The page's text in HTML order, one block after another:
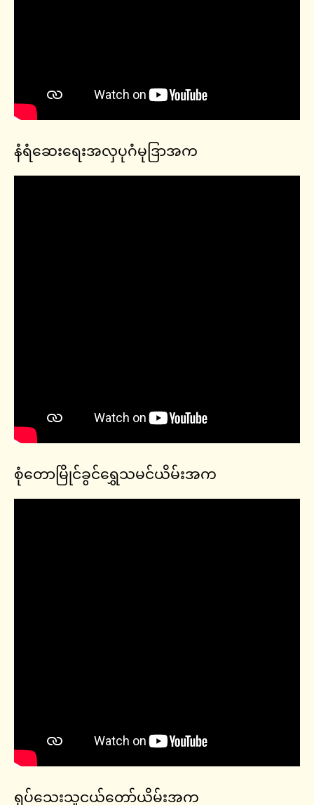
နံရံဆေးရေးအလှပုဂံမုဒြာအက
စုံတောမြိုင်ခွင်ရွှေသမင်ယိမ်းအက
ရုပ်သေးသူငယ်တော်ယိမ်းအက